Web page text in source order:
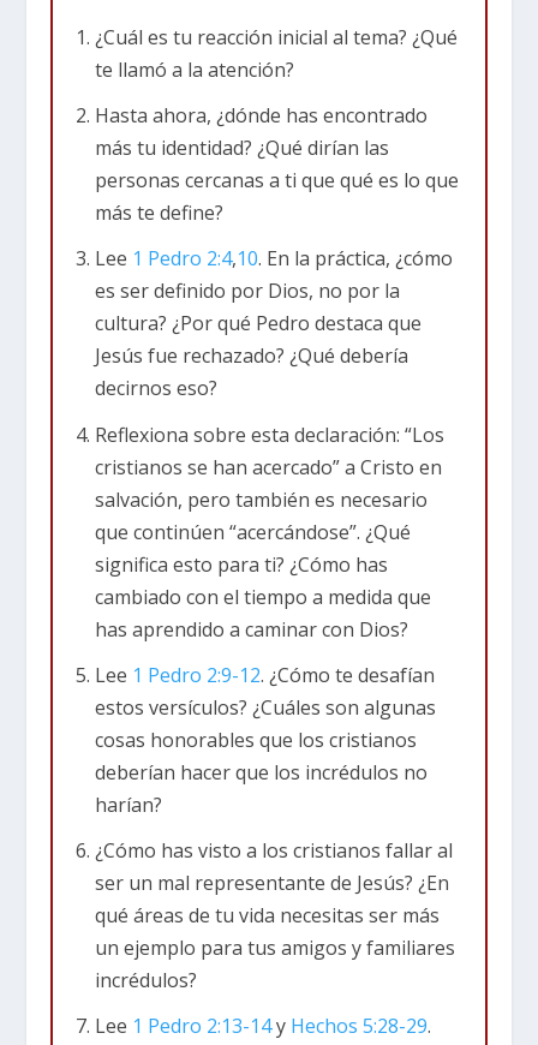
vivimos aquí en este mundo secular. Entonces,
cuando te veas atrapado en una guerra cultural,
Pedro nos recuerda que debemos “ser” cuatro
cosas:
Sé definido por el reino de Dios.
El fundamento de todo lo que hacemos en la
vida es nuestra identidad en Cristo. Si
comprendes quién eres en Él, la forma en que
interactuamos con la cultura reflejará las
que Pedro nos recuerda en la primera mitad del
capítulo 2.
Primero, somos piedras vivas en el templo de
Cristo (4-5). Todo lo que Dios planea lograr en
el mundo se compara con un nuevo templo. Con
Jesús como principal piedra del ángulo (4), todo
lo que Dios hace se basa en él. Pero los
cristianos son piedras en ese templo (5).
Estamos plenamente conectados con Jesús.
Somos parte del plan de Dios. Pedro señala que
Jesús fue rechazado por su pueblo, pero
tenemos con la cultura que nos rodea. Puede
que seamos rechazados, pero también somos
escogidos por Dios para representarlo.
Segundo, somos un pueblo elegido que
pertenece a Dios. Somos los destinatarios de su
¿Cuál es tu reacción inicial al tema? ¿Qué
te llamó a la atención?
Hasta ahora, ¿dónde has encontrado
más tu identidad? ¿Qué dirían las
personas cercanas a ti que qué es lo que
más te define?
Lee 1 Pedro 2:4,10. En la práctica, ¿cómo
es ser definido por Dios, no por la
cultura? ¿Por qué Pedro destaca que
Jesús fue rechazado? ¿Qué debería
decirnos eso?
Reflexiona sobre esta declaración: “Los
cristianos se han acercado” a Cristo en
salvación, pero también es necesario
que continúen “acercándose”. ¿Qué
significa esto para ti? ¿Cómo has
cambiado con el tiempo a medida que
has aprendido a caminar con Dios?
Lee 1 Pedro 2:9-12. ¿Cómo te desafían
estos versículos? ¿Cuáles son algunas
cosas honorables que los cristianos
deberían hacer que los incrédulos no
harían?
¿Cómo has visto a los cristianos fallar al
ser un mal representante de Jesús? ¿En
qué áreas de tu vida necesitas ser más
un ejemplo para tus amigos y familiares
incrédulos?
Lee 1 Pedro 2:13-14y Hechos 5:28-29.